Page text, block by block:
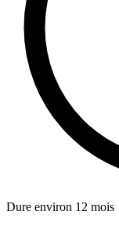
Dure environ 12 mois